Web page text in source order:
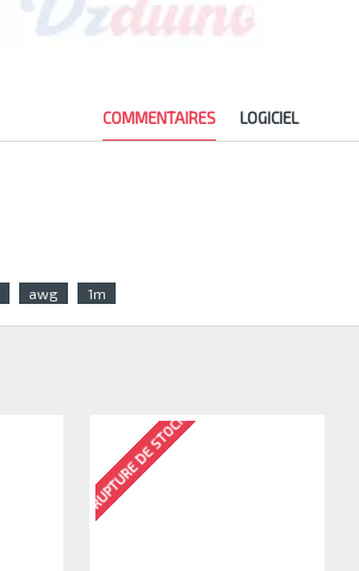
COMMENTAIRES LOGICIEL
awg 1m
RUPTURE DE STOCK